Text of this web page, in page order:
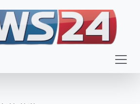
যুক্তরাষ্ট্রের ভাবমূর্তি
খারাপ: দ্য গার্ডিয়ানের